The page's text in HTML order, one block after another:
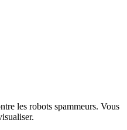
les robots spammeurs. Vous